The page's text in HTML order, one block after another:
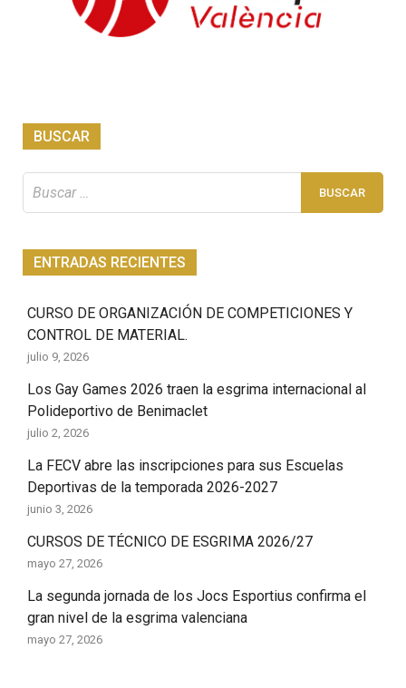
BUSCAR
ENTRADAS RECIENTES
CURSO DE ORGANIZACIÓN DE COMPETICIONES Y
CONTROL DE MATERIAL.
julio 9, 2026
Los Gay Games 2026 traen la esgrima internacional al
Polideportivo de Benimaclet
julio 2, 2026
La FECV abre las inscripciones para sus Escuelas
Deportivas de la temporada 2026-2027
junio 3, 2026
CURSOS DE TÉCNICO DE ESGRIMA 2026/27
mayo 27, 2026
La segunda jornada de los Jocs Esportius confirma el
gran nivel de la esgrima valenciana
mayo 27, 2026